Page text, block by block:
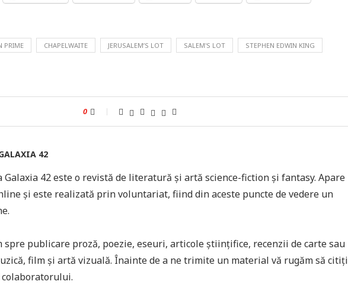
PRIME CHAPELWAITE JERUSALEM’S LOT SALEM'S LOT STEPHEN EDWIN KING
0
42
Galaxia 42 este o revistă de literatură și artă science-fiction și fantasy. Apare
și este realizată prin voluntariat, fiind din aceste puncte de vedere un
spre publicare proză, poezie, eseuri, articole științifice, recenzii de carte sau
film și artă vizuală. Înainte de a ne trimite un material vă rugăm să citiți